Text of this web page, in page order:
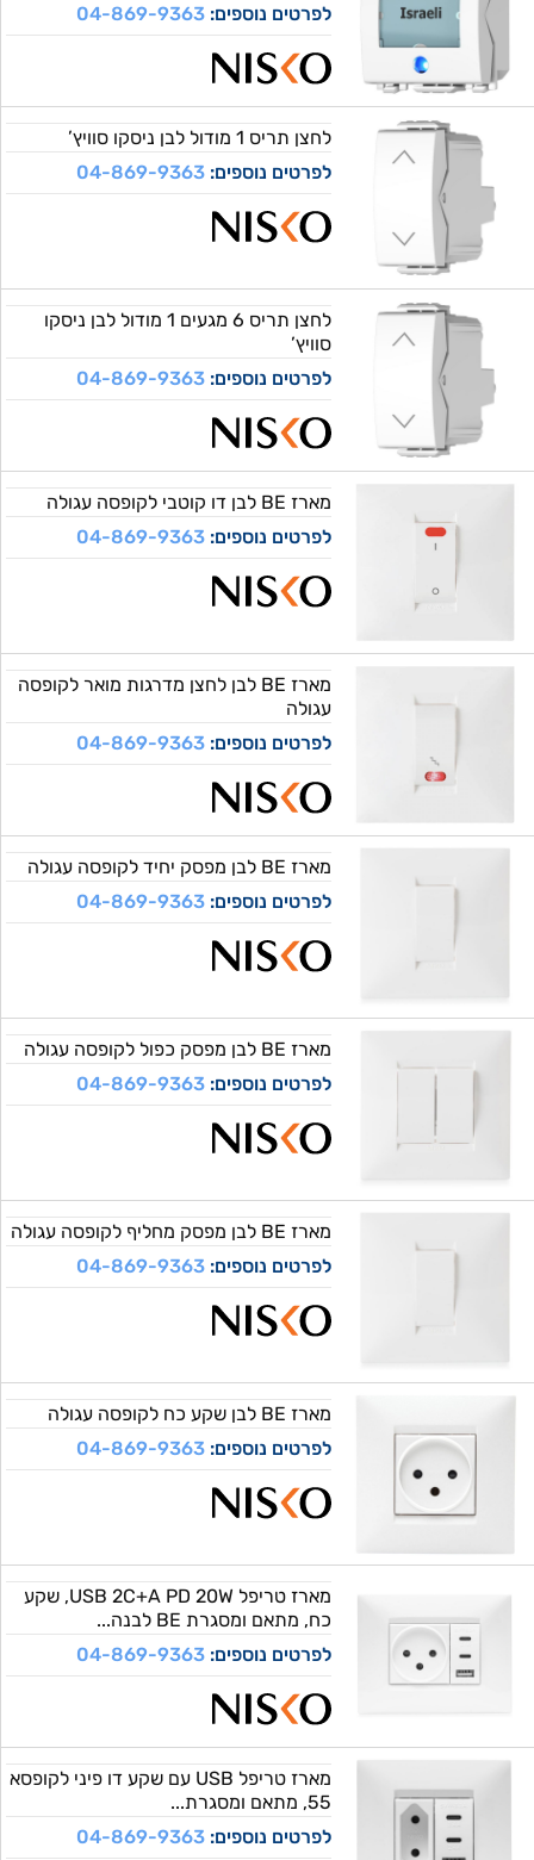
לפרטים נוספים:04-869-9363
לחצן תריס 1 מודול לבן ניסקו סוויץ’
לפרטים נוספים:04-869-9363
לחצן תריס 6 מגעים 1 מודול לבן ניסקו
סוויץ’
לפרטים נוספים:04-869-9363
מארז BE לבן דו קוטבי לקופסה עגולה
לפרטים נוספים:04-869-9363
מארז BE לבן לחצן מדרגות מואר לקופסה
עגולה
לפרטים נוספים:04-869-9363
מארז BE לבן מפסק יחיד לקופסה עגולה
לפרטים נוספים:04-869-9363
מארז BE לבן מפסק כפול לקופסה עגולה
לפרטים נוספים:04-869-9363
מארז BE לבן מפסק מחליף לקופסה עגולה
לפרטים נוספים:04-869-9363
מארז BE לבן שקע כח לקופסה עגולה
לפרטים נוספים:04-869-9363
מארז טריפל USB 2C+A PD 20W, שקע
כח, מתאם ומסגרת BE לבנה...
לפרטים נוספים:04-869-9363
מארז טריפל USB עם שקע דו פיני לקופסא
55, מתאם ומסגרת...
לפרטים נוספים:04-869-9363